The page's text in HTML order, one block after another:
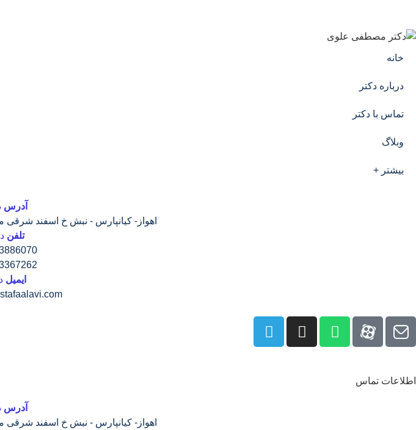
خانه
درباره دکتر
تماس با دکتر
وبلاگ
بیشتر +
آدرس
اهواز- کیانپارس - نبش خ اسفند شرقی
تلفن
ایمیل
اطلاعات تماس
آدرس
اهواز- کیانپارس - نبش خ اسفند شرقی